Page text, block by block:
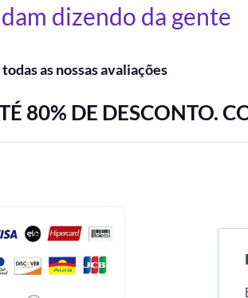
dizendo da gente
as nossas avaliações
80% DE DESCONTO.